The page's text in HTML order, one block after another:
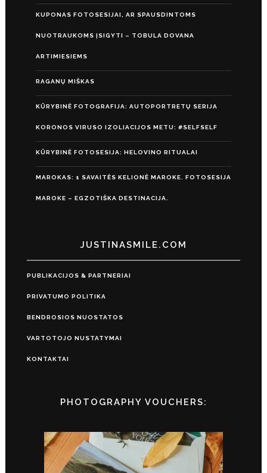
KUPONAS FOTOSESIJAI, AR SPAUSDINTOMS
NUOTRAUKOMS ĮSIGYTI – TOBULA DOVANA
ARTIMIESIEMS
RAGANŲ MIŠKAS
KŪRYBINĖ FOTOGRAFIJA: AUTOPORTRETŲ SERIJA
KORONOS VIRUSO IZOLIACIJOS METU: #SELFSELF
KŪRYBINĖ FOTOSESIJA: HELOVINO RITUALAI
MAROKAS: 1 SAVAITĖS KELIONĖ MAROKE. FOTOSESIJA
MAROKE – EGZOTIŠKA DESTINACIJA.
JUSTINASMILE.COM
PUBLIKACIJOS & PARTNERIAI
PRIVATUMO POLITIKA
BENDROSIOS NUOSTATOS
VARTOTOJO NUSTATYMAI
KONTAKTAI
PHOTOGRAPHY VOUCHERS: